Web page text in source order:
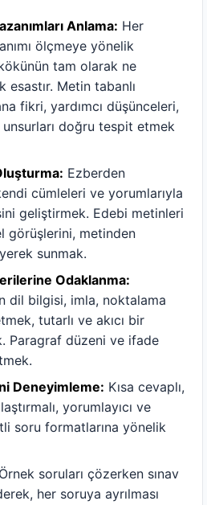
Anlama: Her
ölçmeye yönelik
tam olarak ne
Metin tabanlı
fikri, yardımcı düşünceleri,
unsurları doğru tespit etmek
Ezberden
cümleleri ve yorumlarıyla
geliştirmek. Edebi metinleri
görüşlerini, metinden
sunmak.
Odaklanma:
dil bilgisi, imla, noktalama
tutarlı ve akıcı bir
Paragraf düzeni ve ifade
Deneyimleme: Kısa cevaplı,
yorumlayıcı ve
soru formatlarına yönelik
Örnek soruları çözerken sınav
her soruya ayrılması